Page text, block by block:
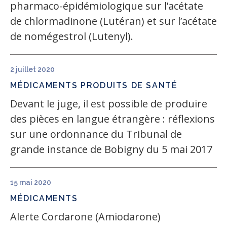
pharmaco-épidémiologique sur l’acétate
de chlormadinone (Lutéran) et sur l’acétate
de nomégestrol (Lutenyl).
2 juillet 2020
MÉDICAMENTS PRODUITS DE SANTÉ
Devant le juge, il est possible de produire
des pièces en langue étrangère : réflexions
sur une ordonnance du Tribunal de
grande instance de Bobigny du 5 mai 2017
15 mai 2020
MÉDICAMENTS
Alerte Cordarone (Amiodarone)